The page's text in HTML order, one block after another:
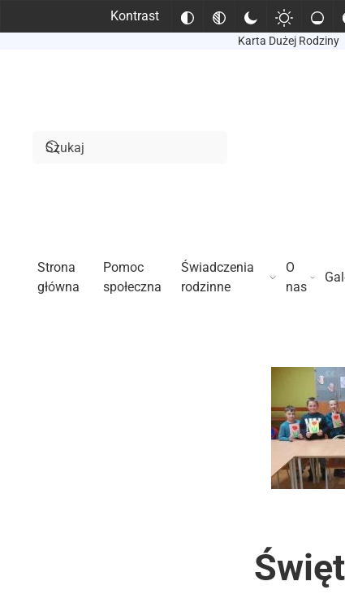
Kontrast
Karta Dużej Rodziny
Strona
główna
Pomoc
społeczna
Świadczenia
rodzinne
O
nas